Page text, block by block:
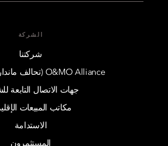
الشركة
شركتنا
O&MO Alliance (تحالف ماندارين وأوبروي)
جهات الاتصال التابعة
مكاتب المبيعات
الاستدامة
المستثمرون